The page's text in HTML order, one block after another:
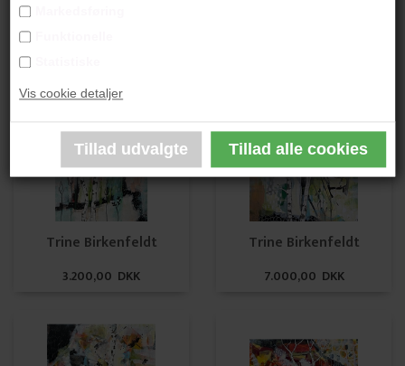
Vis cookie detaljer
PRODUKTINFORMATION
Andre værker af kunstneren:
Trine Birkenfeldt
3.200,00 DKK
Trine Birkenfeldt
7.000,00 DKK